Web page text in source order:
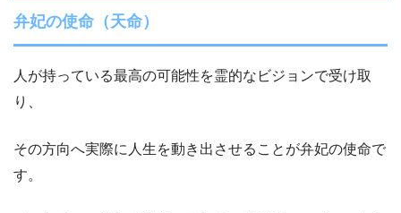
弁妃の使命（天命）
人が持っている最高の可能性を霊的なビジョンで受け取
り、
その方向へ実際に人生を動き出させることが弁妃の使命で
す。